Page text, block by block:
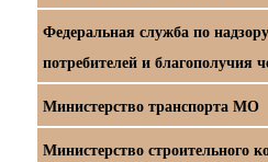
Федеральная служба по
потребителей и благополучия
Министерство транспорта МО
Министерство строительного